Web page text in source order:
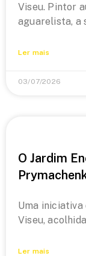
Viseu. Pintor
aguarelista, a
Ler mais
03/07/2026
O Jardim
Uma iniciativa
Viseu,
Ler mais